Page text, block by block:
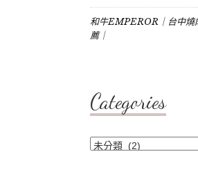
和牛EMPEROR｜台中
薦｜
Categories
Categories